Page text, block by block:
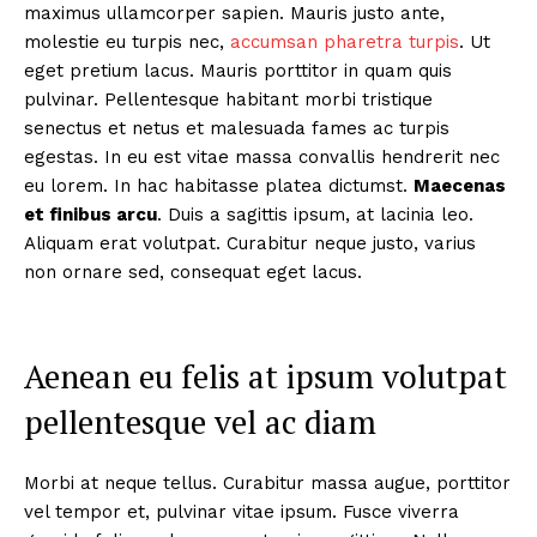
maximus ullamcorper sapien. Mauris justo ante,
molestie eu turpis nec, accumsan pharetra turpis. Ut
eget pretium lacus. Mauris porttitor in quam quis
pulvinar. Pellentesque habitant morbi tristique
senectus et netus et malesuada fames ac turpis
egestas. In eu est vitae massa convallis hendrerit nec
eu lorem. In hac habitasse platea dictumst. Maecenas
et finibus arcu. Duis a sagittis ipsum, at lacinia leo.
Aliquam erat volutpat. Curabitur neque justo, varius
non ornare sed, consequat eget lacus.
Aenean eu felis at ipsum volutpat
pellentesque vel ac diam
Morbi at neque tellus. Curabitur massa augue, porttitor
vel tempor et, pulvinar vitae ipsum. Fusce viverra